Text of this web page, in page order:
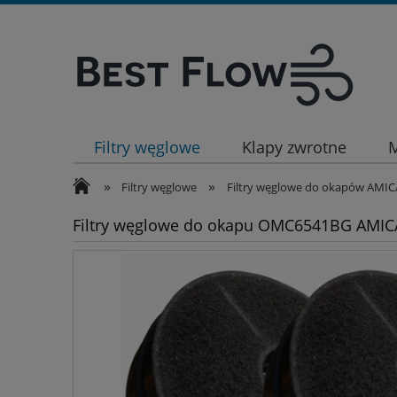
Filtry węglowe Klapy zwrotne
» Filtry węglowe » Filtry węglowe do okapów
Filtry węglowe do okapu OMC6541BG